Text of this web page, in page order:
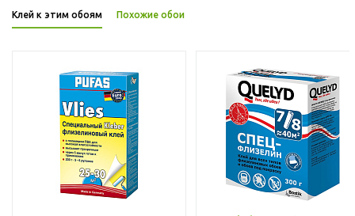
Клей к этим обоям Похожие обои